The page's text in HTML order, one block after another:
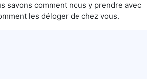
savons comment nous y prendre avec
les déloger de chez vous.